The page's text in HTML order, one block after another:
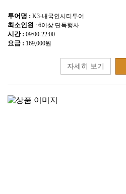
투어명 : K3-내국인시티투어
최소인원 : 6이상 단독행사
시간 : 09:00-22:00
요금 : 169,000원
자세히 보기